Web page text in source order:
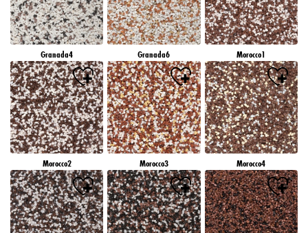
Granada4 Granada6 Morocco1
Morocco2 Morocco3 Morocco4